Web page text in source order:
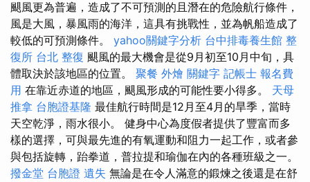
颶風更為普遍，造成了不可預測的且潛在的危險航行條件，
風是大風，暴風雨的海洋，這具有挑戰性，並為帆船造成了
較低的可預測條件。 yahoo關鍵字分析 台中排毒養生館 整
復所 台北 整復 颶風的最大機會是從9月初至10月中旬，具
體取決於該地區的位置。 聚餐 外燴 關鍵字 記帳士 報名費
用 在靠近赤道的地區，颶風形成的可能性要小得多。 天母
推拿 台胞證基隆 最佳航行時間是12月至4月的旱季，當時
天空乾淨，雨水很小。 健身中心為度假者提供了豐富而多
樣的選擇，可與最先進的有氧運動和阻力一起工作，或者參
與包括旋轉，跆拳道，普拉提和瑜伽在內的各種班級之一。
撥金堂 台胞證 遺失 無論是在令人滿意的鍛煉之後還是在舒